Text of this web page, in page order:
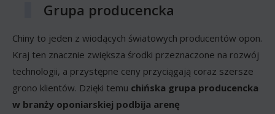
Grupa producencka
Chiny to jeden z wiodących światowych producentów opon.
Kraj ten znacznie zwiększa środki przeznaczone na rozwój
technologii, a przystępne ceny przyciągają coraz szersze
grono klientów. Dzięki temu chińska grupa producencka
w branży oponiarskiej podbija arenę